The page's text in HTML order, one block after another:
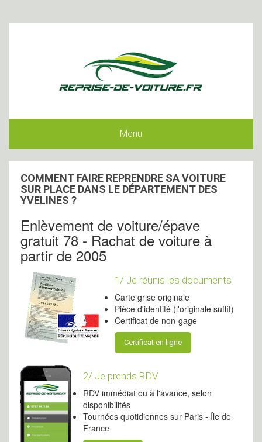
Menu
COMMENT FAIRE REPRENDRE SA VOITURE
SUR PLACE DANS LE DÉPARTEMENT DES
YVELINES ?
Enlèvement de voiture/épave
gratuit 78 - Rachat de voiture à
partir de 2005
1/ Je réunis les documents
Carte grise originale
Pièce d'identité (l'originale suffit)
Certificat de non-gage
Certificat en ligne
2/ Je prends RDV
RDV immédiat ou à l'avance, selon
disponibilités
Tournées quotidiennes sur Paris - Île de
France